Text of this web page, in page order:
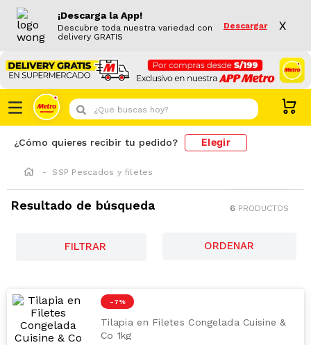
¡Descarga la App!
Descubre toda nuestra variedad con
delivery GRATIS
Descargar X
¿Que buscas hoy?
¿Cómo quieres recibir tu pedido? Elegir
SSP Pescados y filetes
Resultado de búsqueda 6 PRODUCTOS
FILTRAR
-7 %
Tilapia en Filetes Congelada Cuisine &
Co 1kg